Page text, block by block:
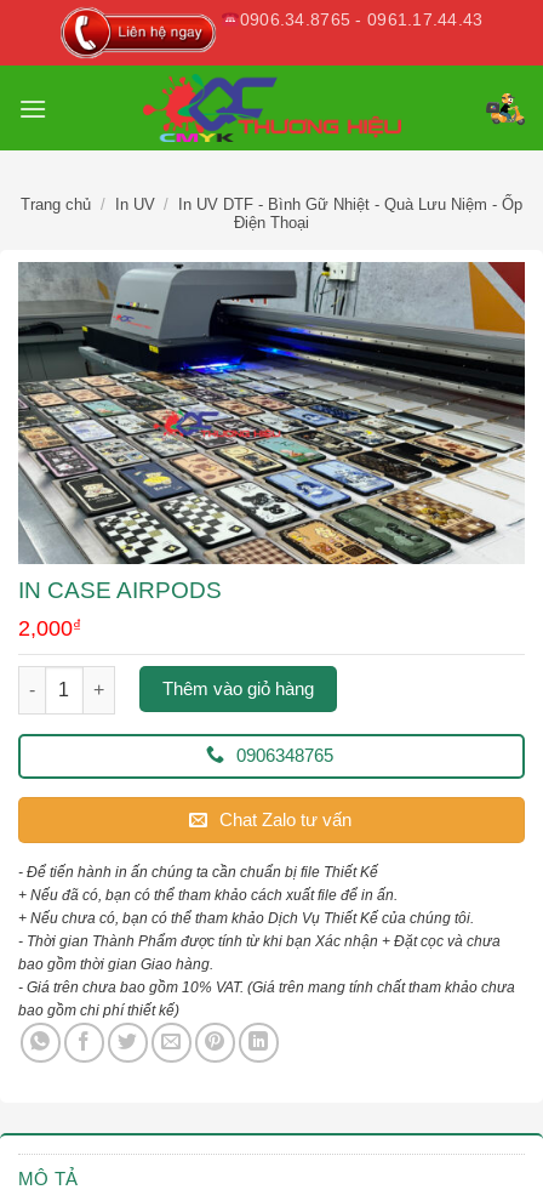
0906.34.8765 - 0961.17.44.43
Trang chủ / In UV /
In UV DTF - Bình Gữ Nhiệt - Quà Lưu Niệm - Ốp
Điện Thoại
IN CASE AIRPODS
2,000₫
in case airpods số lượngThêm vào giỏ hàng
0906348765
Chat Zalo tư vấn
- Để tiến hành in ấn chúng ta cần chuẩn bị file Thiết Kế
+ Nếu đã có, bạn có thể tham khảo cách xuất file để in ấn.
+ Nếu chưa có, bạn có thể tham khảo Dịch Vụ Thiết Kế của chúng tôi.
- Thời gian Thành Phẩm được tính từ khi bạn Xác nhận + Đặt cọc và chưa
bao gồm thời gian Giao hàng.
- Giá trên chưa bao gồm 10% VAT. (Giá trên mang tính chất tham khảo chưa
bao gồm chi phí thiết kế)
MÔ TẢ